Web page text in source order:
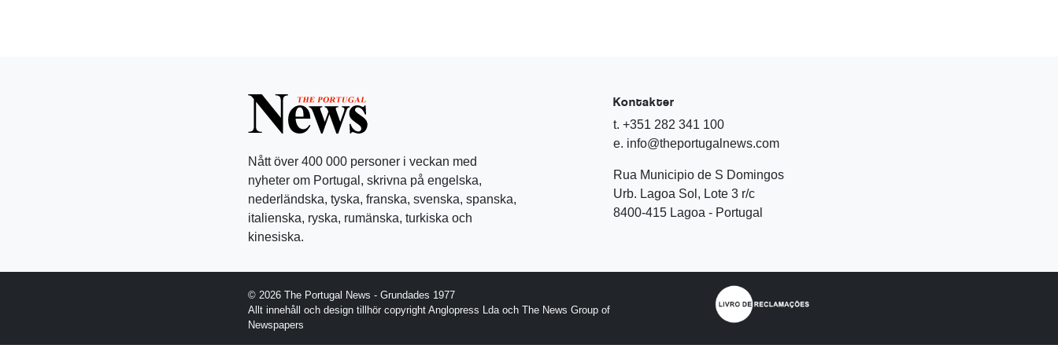
Nått över 400 000 personer i veckan med
nyheter om Portugal, skrivna på engelska,
nederländska, tyska, franska, svenska, spanska,
italienska, ryska, rumänska, turkiska och
kinesiska.
Kontakter
t. +351 282 341 100
e. info@theportugalnews.com
Rua Municipio de S Domingos
Urb. Lagoa Sol, Lote 3 r/c
8400-415 Lagoa - Portugal
© 2026 The Portugal News - Grundades 1977
Allt innehåll och design tillhör copyright Anglopress Lda och The News Group of
Newspapers